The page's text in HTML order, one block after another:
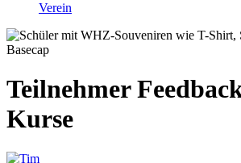
Verein
Teilnehmer
Kurse